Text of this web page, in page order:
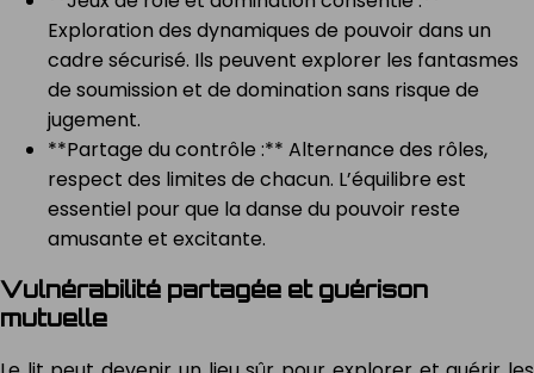
Exploration des dynamiques de pouvoir dans un
cadre sécurisé. Ils peuvent explorer les fantasmes
de soumission et de domination sans risque de
jugement.
**Partage du contrôle :** Alternance des rôles,
respect des limites de chacun. L’équilibre est
essentiel pour que la danse du pouvoir reste
amusante et excitante.
Vulnérabilité partagée et guérison
mutuelle